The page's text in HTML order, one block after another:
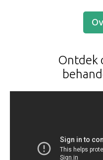
Ontdek